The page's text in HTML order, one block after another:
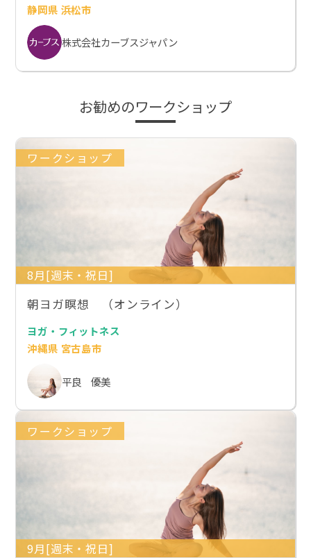
静岡県 浜松市
株式会社カーブスジャパン
お勧めのワークショップ
ワークショップ
8月[週末・祝日]
朝ヨガ瞑想 （オンライン）
ヨガ・フィットネス
沖縄県 宮古島市
平良 優美
ワークショップ
9月[週末・祝日]